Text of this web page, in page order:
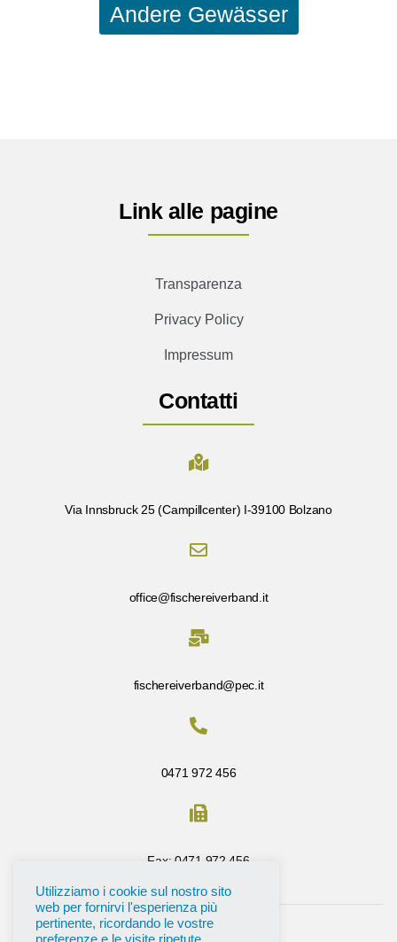
Andere Gewässer
Link alle pagine
Transparenza
Privacy Policy
Impressum
Contatti
Via Innsbruck 25 (Campillcenter) I-39100 Bolzano
office@fischereiverband.it
fischereiverband@pec.it
0471 972 456
Fax: 0471 972 456
Utilizziamo i cookie sul nostro sito
web per fornirvi l'esperienza più
pertinente, ricordando le vostre